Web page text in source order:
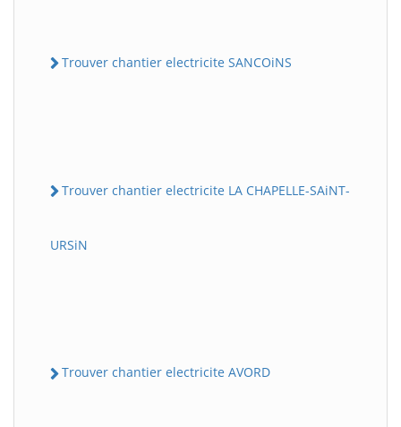
Trouver chantier electricite SANCOiNS
Trouver chantier electricite LA CHAPELLE-SAiNT-
URSiN
Trouver chantier electricite AVORD